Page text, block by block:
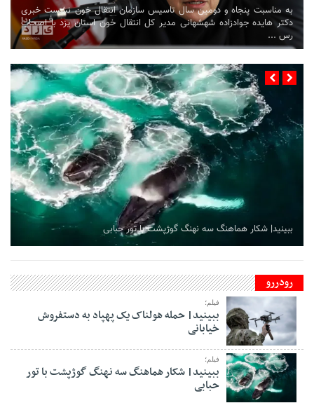
به مناسبت پنجاه و دومین سال تاسیس سازمان انتقال خون نشست خبری
دکتر هایده جوادزاده شهشهانی مدیر کل انتقال خون استان یزد با اصحاب
رس ...
ببینید| شکار هماهنگ سه نهنگ گوژپشت با تور حبابی
رودررو
فیلم؛
ببینید| حمله هولناک یک پهپاد به دستفروش
خیابانی
فیلم؛
ببینید| شکار هماهنگ سه نهنگ گوژپشت با تور
حبابی